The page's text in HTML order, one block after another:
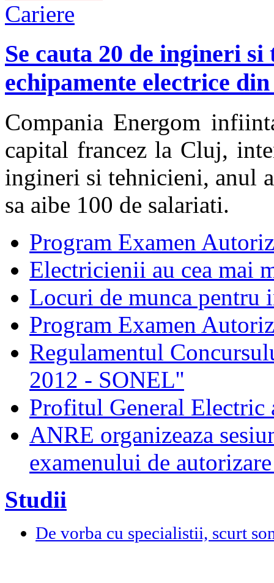
Cariere
Se cauta 20 de ingineri
echipamente electrice
Compania Energom
capital francez la Cluj,
ingineri si tehnicieni, anul
sa aibe 100 de salariati.
Program Examen
Electricienii au cea mai
Locuri de munca pentru
Program Examen
Regulamentul
2012 - SONEL''
Profitul General Electric
ANRE organizeaza
examenului de
Studii
De vorba cu specialistii, scurt